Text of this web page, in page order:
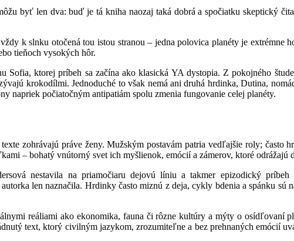
byť len dva: buď je tá kniha naozaj taká dobrá a spočiatku skeptický
k slnku otočená tou istou stranou – jedna polovica planéty je extrémne
tieňoch vysokých hôr.
Sofia, ktorej príbeh sa začína ako klasická YA dystopia. Z pokojného
krokodílmi. Jednoduché to však nemá ani druhá hrdinka, Dutina,
napriek počiatočným antipatiám spolu zmenia fungovanie celej planéty.
zohrávajú práve ženy. Mužským postavám patria vedľajšie roly; často
– bohatý vnútorný svet ich myšlienok, emócií a zámerov, ktoré odrážajú
nestavila na priamočiaru dejovú líniu a takmer epizodický
len naznačila. Hrdinky často miznú z deja, cykly bdenia a spánku sú
reáliami ako ekonomika, fauna či rôzne kultúry a mýty o osídľovaní
text, ktorý civilným jazykom, zrozumiteľne a bez prehnaných emócií